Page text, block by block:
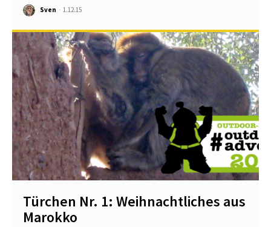
Sven - 1.12.15
Türchen Nr. 1: Weihnachtliches aus
Marokko